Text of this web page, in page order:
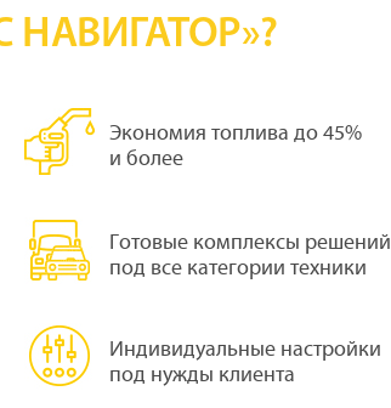
Экономия топлива до 45%
и более
Готовые комплексы решений
под все категории техники
Индивидуальные настройки
под нужды клиента